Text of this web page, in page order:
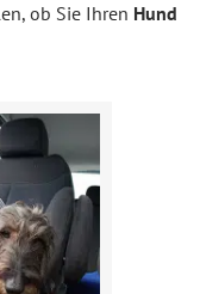
ob Sie Ihren Hund